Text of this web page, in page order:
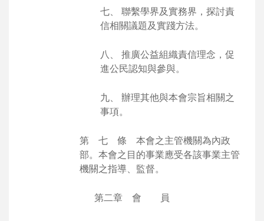
七、 聯繫學界及實務界，探討責
信相關議題及實踐方法。
八、 推廣公益組織責信理念，促
進公民認知與參與。
九、 辦理其他與本會宗旨相關之
事項。
第 七 條 本會之主管機關為內政
部。本會之目的事業應受各該事業主管
機關之指導、監督。
第二章 會 員